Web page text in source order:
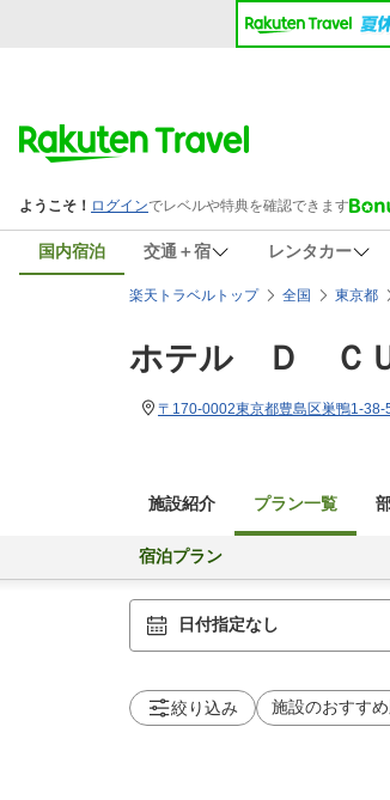
国内宿泊 交通＋宿 レンタカー
楽天トラベルトップ 全国 東京都
ホテル Ｄ ＣＵ
〒170-0002東京都豊島区巣鴨1-38-
施設紹介 プラン一覧
宿泊プラン
日付指定なし
絞り込み